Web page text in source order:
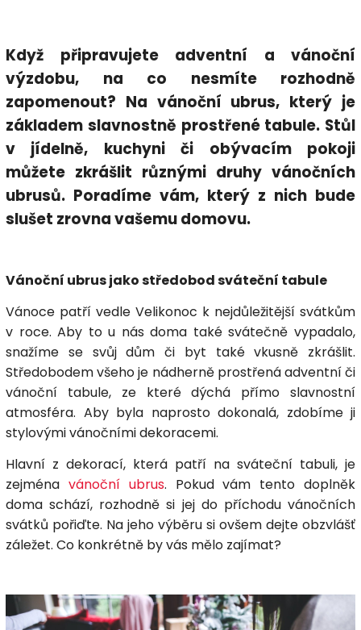
Když připravujete adventní a vánoční
výzdobu, na co nesmíte rozhodně
zapomenout? Na vánoční ubrus, který je
základem slavnostně prostřené tabule. Stůl
v jídelně, kuchyni či obývacím pokoji
můžete zkrášlit různými druhy vánočních
ubrusů. Poradíme vám, který z nich bude
slušet zrovna vašemu domovu.
Vánoční ubrus jako středobod sváteční tabule
Vánoce patří vedle Velikonoc k nejdůležitější svátkům
v roce. Aby to u nás doma také svátečně vypadalo,
snažíme se svůj dům či byt také vkusně zkrášlit.
Středobodem všeho je nádherně prostřená adventní či
vánoční tabule, ze které dýchá přímo slavnostní
atmosféra. Aby byla naprosto dokonalá, zdobíme ji
stylovými vánočními dekoracemi.
Hlavní z dekorací, která patří na sváteční tabuli, je
zejména vánoční ubrus. Pokud vám tento doplněk
doma schází, rozhodně si jej do příchodu vánočních
svátků pořiďte. Na jeho výběru si ovšem dejte obzvlášť
záležet. Co konkrétně by vás mělo zajímat?